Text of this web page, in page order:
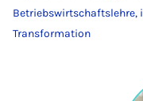
Betriebswirtschaftslehre,
Transformation